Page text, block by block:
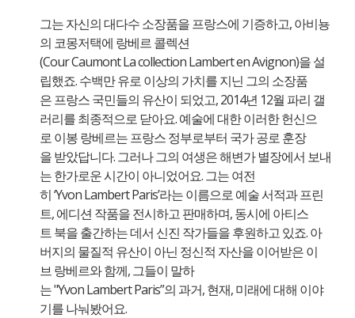
그는 자신의 대다수 소장품을 프랑스에 기증하고, 아비뇽
의 코몽저택에 랑베르 콜렉션
(Cour Caumont La collection Lambert en Avignon)을 설
립했죠. 수백만 유로 이상의 가치를 지닌 그의 소장품
은 프랑스 국민들의 유산이 되었고, 2014년 12월 파리 갤
러리를 최종적으로 닫아요. 예술에 대한 이러한 헌신으
로 이봉 랑베르는 프랑스 정부로부터 국가 공로 훈장
을 받았답니다. 그러나 그의 여생은 해변가 별장에서 보내
는 한가로운 시간이 아니었어요. 그는 여전
히 ‘Yvon Lambert Paris’라는 이름으로 예술 서적과 프린
트, 에디션 작품을 전시하고 판매하며, 동시에 아티스
트 북을 출간하는 데서 신진 작가들을 후원하고 있죠. 아
버지의 물질적 유산이 아닌 정신적 자산을 이어받은 이
브 랑베르와 함께, 그들이 말하
는 "Yvon Lambert Paris”의 과거, 현재, 미래에 대해 이야
기를 나눠봤어요.